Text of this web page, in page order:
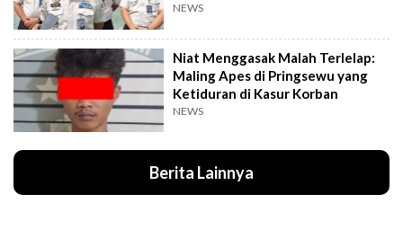
NEWS
Niat Menggasak Malah Terlelap:
Maling Apes di Pringsewu yang
Ketiduran di Kasur Korban
NEWS
Berita Lainnya